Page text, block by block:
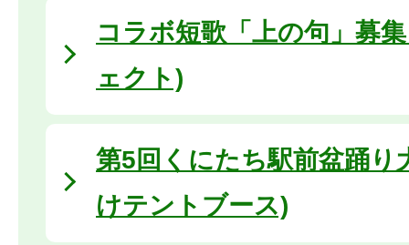
コラボ短歌「上の句」募
ェクト)
第5回くにたち駅前盆踊り
けテントブース)